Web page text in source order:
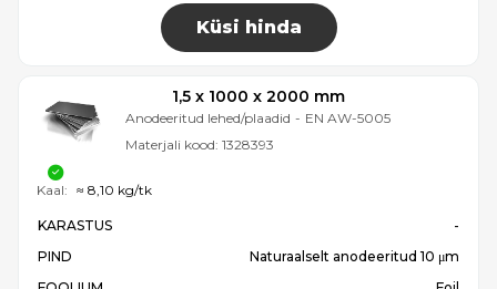
Küsi hinda
1,5 x 1000 x 2000 mm
Anodeeritud lehed/plaadid - EN AW-5005
Materjali kood: 1328393
KARASTUS
-
PIND
Naturaalselt anodeeritud 10 μm
Kaal: ≈ 8,10 kg/tk